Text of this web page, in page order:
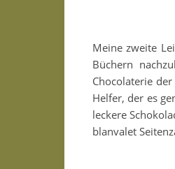
Meine zweite
Büchern
Chocolaterie
Helfer, der es
leckere
blanvalet